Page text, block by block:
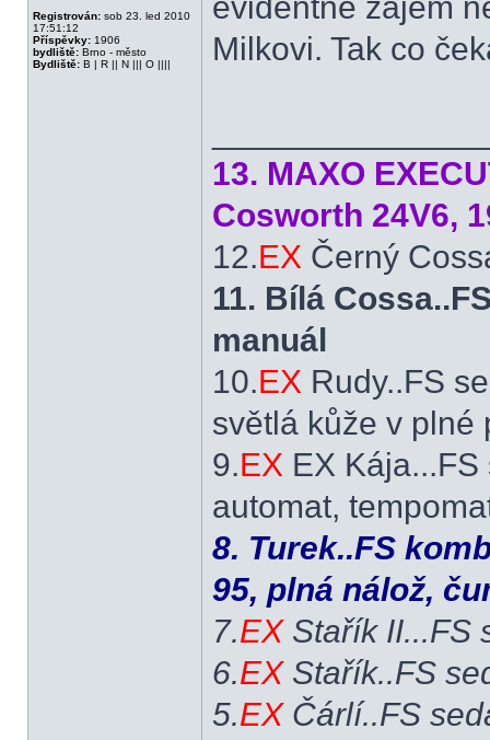
Registrován: sob 23. led 2010
17:51:12
Příspěvky: 1906
bydliště: Brno - město
Bydliště: B | R || N ||| O ||||
Milkovi. Tak co
13. MAXO
Cosworth 24V6,
12.EX Černý
11. Bílá
manuál
10.EX Rudy..FS
světlá kůže v plné
9.EX EX Kája...FS
automat,
8. Turek..FS
95, plná nálož,
7.EXStařík II...FS
6.EXStařík..FS
5.EXČárlí..FS